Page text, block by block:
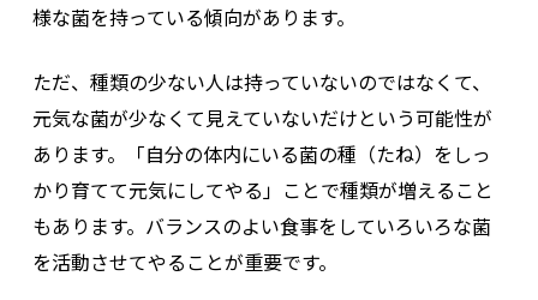
様な菌を持っている傾向があります。
ただ、種類の少ない人は持っていないのではなくて、
元気な菌が少なくて見えていないだけという可能性が
あります。「自分の体内にいる菌の種（たね）をしっ
かり育てて元気にしてやる」ことで種類が増えること
もあります。バランスのよい食事をしていろいろな菌
を活動させてやることが重要です。